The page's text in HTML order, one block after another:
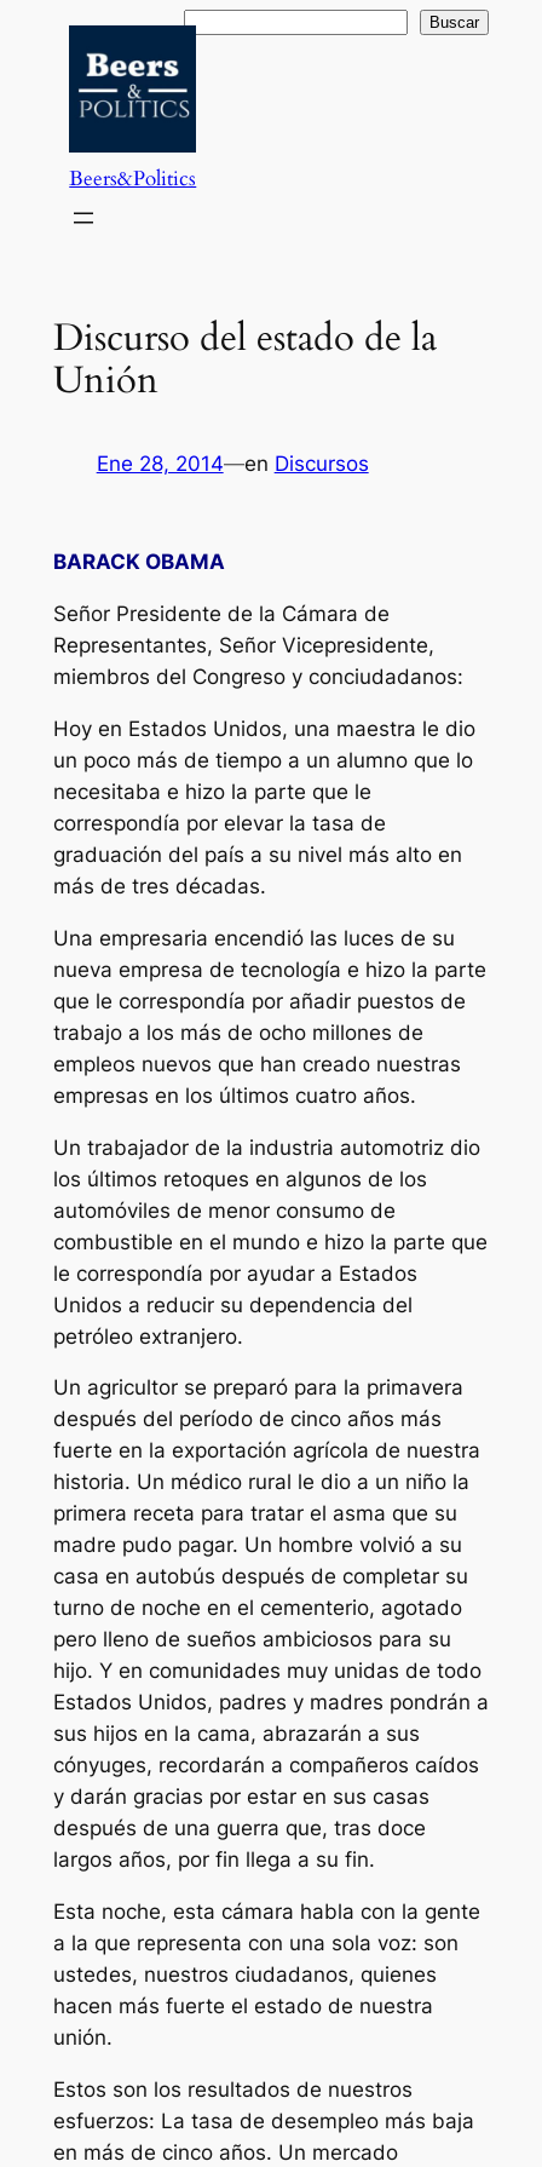
contenido
Buscar Buscar
Beers&Politics
Discurso del estado de la
Unión
Ene 28, 2014—en Discursos
BARACK OBAMA
Señor Presidente de la Cámara de
Representantes, Señor Vicepresidente,
miembros del Congreso y conciudadanos:
Hoy en Estados Unidos, una maestra le dio
un poco más de tiempo a un alumno que lo
necesitaba e hizo la parte que le
correspondía por elevar la tasa de
graduación del país a su nivel más alto en
más de tres décadas.
Una empresaria encendió las luces de su
nueva empresa de tecnología e hizo la parte
que le correspondía por añadir puestos de
trabajo a los más de ocho millones de
empleos nuevos que han creado nuestras
empresas en los últimos cuatro años.
Un trabajador de la industria automotriz dio
los últimos retoques en algunos de los
automóviles de menor consumo de
combustible en el mundo e hizo la parte que
le correspondía por ayudar a Estados
Unidos a reducir su dependencia del
petróleo extranjero.
Un agricultor se preparó para la primavera
después del período de cinco años más
fuerte en la exportación agrícola de nuestra
historia. Un médico rural le dio a un niño la
primera receta para tratar el asma que su
madre pudo pagar. Un hombre volvió a su
casa en autobús después de completar su
turno de noche en el cementerio, agotado
pero lleno de sueños ambiciosos para su
hijo. Y en comunidades muy unidas de todo
Estados Unidos, padres y madres pondrán a
sus hijos en la cama, abrazarán a sus
cónyuges, recordarán a compañeros caídos
y darán gracias por estar en sus casas
después de una guerra que, tras doce
largos años, por fin llega a su fin.
Esta noche, esta cámara habla con la gente
a la que representa con una sola voz: son
ustedes, nuestros ciudadanos, quienes
hacen más fuerte el estado de nuestra
unión.
Estos son los resultados de nuestros
esfuerzos: La tasa de desempleo más baja
en más de cinco años. Un mercado